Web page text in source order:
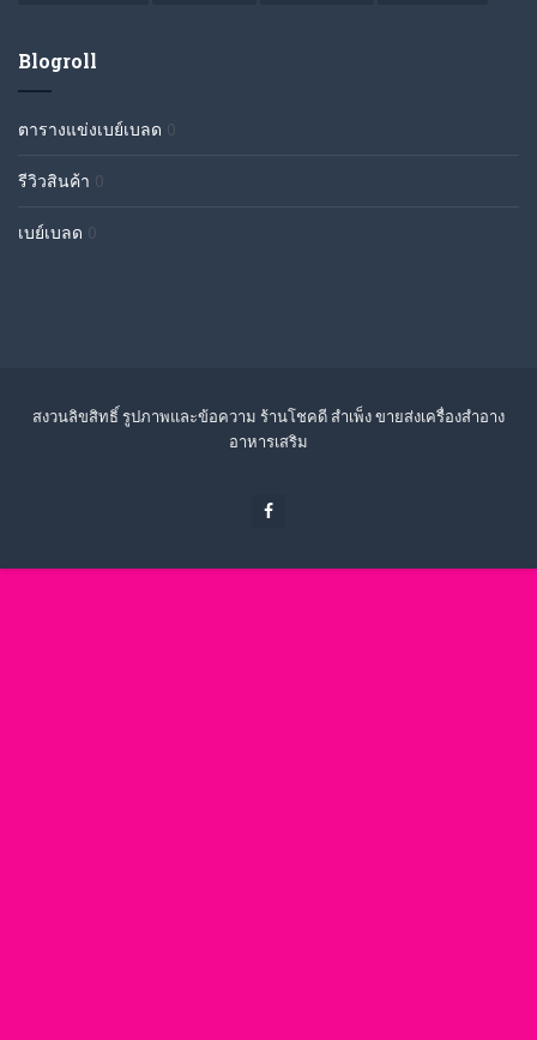
Blogroll
ตารางแข่งเบย์เบลด 0
รีวิวสินค้า 0
เบย์เบลด 0
สงวนลิขสิทธิ์ รูปภาพและข้อความ ร้านโชคดี สำเพ็ง ขายส่งเครื่องสำอาง
อาหารเสริม